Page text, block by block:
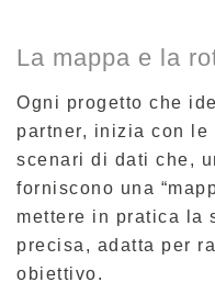
La mappa e la
Ogni progetto che
partner, inizia con le
scenari di dati che,
forniscono una
mettere in pratica la
precisa, adatta per
obiettivo.